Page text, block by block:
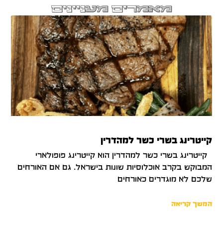
מאמרים מעניינים
קייטרינג בשרי כשר למהדרין
קייטרינג בשרי כשר למהדרין הוא קייטרינג פופולארי
המבוקש בקרב אוכלוסיות שונות בישראל. גם אם האורחים
שלכם לא מוגדרים כאורחים
המשך קריאה